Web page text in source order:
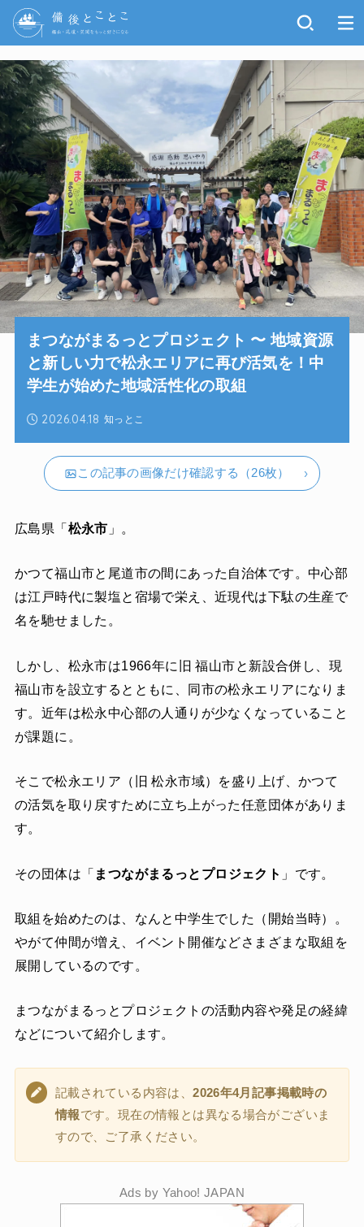
知っとこ
2026.04.18
まつながまるっとプロジェクト 〜 地域資源
と新しい力で松永エリアに再び活気を！中
学生が始めた地域活性化の取組
この記事の画像だけ確認する（26枚）
広島県「松永市 」。
かつて福山市と尾道市の間にあった自治体です。中心部
は江戸時代に製塩と宿場で栄え、近現代は下駄の生産で
名を馳せました。
しかし、松永市は1966年に旧 福山市と新設合併し、現
福山市を設立するとともに、同市の松永エリアになりま
す。近年は松永中心部の人通りが少なくなっていること
が課題に。
そこで松永エリア（旧 松永市域）を盛り上げ、かつて
の活気を取り戻すために立ち上がった任意団体がありま
す。
その団体は「 まつながまるっとプロジェクト 」です。
取組を始めたのは、なんと中学生でした（開始当時）。
やがて仲間が増え、イベント開催などさまざまな取組を
展開しているのです。
まつながまるっとプロジェクトの活動内容や発足の経緯
などについて紹介します。
記載されている内容は、2026年4月記事掲載時の
情報です。現在の情報とは異なる場合がございま
すので、ご了承ください。
Ads by Yahoo! JAPAN